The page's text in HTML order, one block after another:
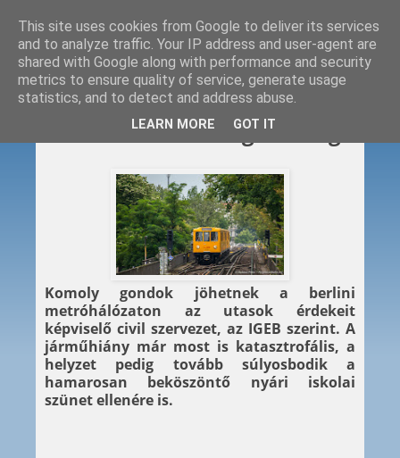
2018. 06. 13.
Berlin: metróválság közeleg?
Komoly gondok jöhetnek a berlini
metróhálózaton az utasok érdekeit
képviselő civil szervezet, az IGEB szerint. A
járműhiány már most is katasztrofális, a
helyzet pedig tovább súlyosbodik a
hamarosan beköszöntő nyári iskolai
szünet ellenére is.
This site uses cookies from Google to deliver its services
and to analyze traffic. Your IP address and user-agent are
shared with Google along with performance and security
metrics to ensure quality of service, generate usage
statistics, and to detect and address abuse.
LEARN MORE GOT IT